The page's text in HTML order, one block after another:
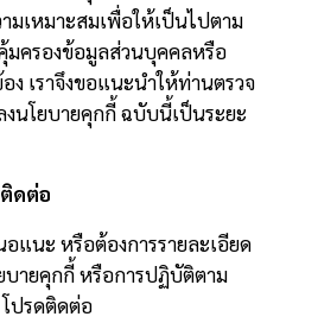
มเหมาะสมเพื่อให้เป็นไปตาม
มครองข้อมูลส่วนบุคคลหรือ
ง เราจึงขอแนะนำให้ท่านตรวจ
นโยบายคุกกี้ ฉบับนี้เป็นระยะ
ดต่อ
แนะ หรือต้องการรายละเอียด
บายคุกกี้ หรือการปฏิบัติตาม
ปรดติดต่อ